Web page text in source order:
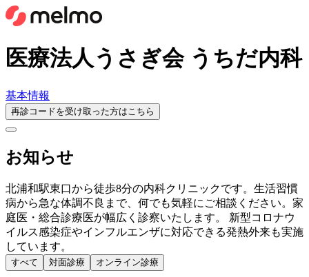
医療法人うさぎ会 うちだ内科
基本情報
再診コードを受け取った方はこちら
お知らせ
北浦和駅東口から徒歩8分の内科クリニックです。生活習慣
病から急な体調不良まで、何でも気軽にご相談ください。家
庭医・総合診療医が幅広く診察いたします。 新型コロナウ
イルス感染症やインフルエンザに対応できる発熱外来も実施
しています。
すべて 対面診療 オンライン診療